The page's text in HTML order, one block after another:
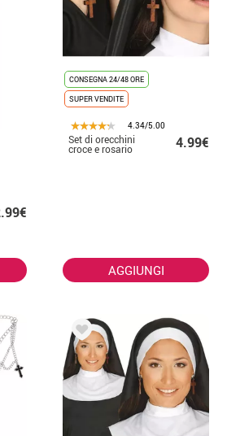
CONSEGNA 24/48 ORE
SUPER VENDITE
4.34/5.00
Set di orecchini
croce e rosario 4.99€
AGGIUNGI